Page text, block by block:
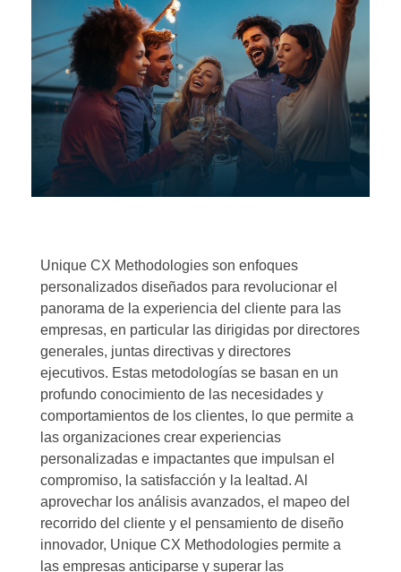
Unique CX Methodologies son enfoques
personalizados diseñados para revolucionar el
panorama de la experiencia del cliente para las
empresas, en particular las dirigidas por directores
generales, juntas directivas y directores
ejecutivos. Estas metodologías se basan en un
profundo conocimiento de las necesidades y
comportamientos de los clientes, lo que permite a
las organizaciones crear experiencias
personalizadas e impactantes que impulsan el
compromiso, la satisfacción y la lealtad. Al
aprovechar los análisis avanzados, el mapeo del
recorrido del cliente y el pensamiento de diseño
innovador, Unique CX Methodologies permite a
las empresas anticiparse y superar las